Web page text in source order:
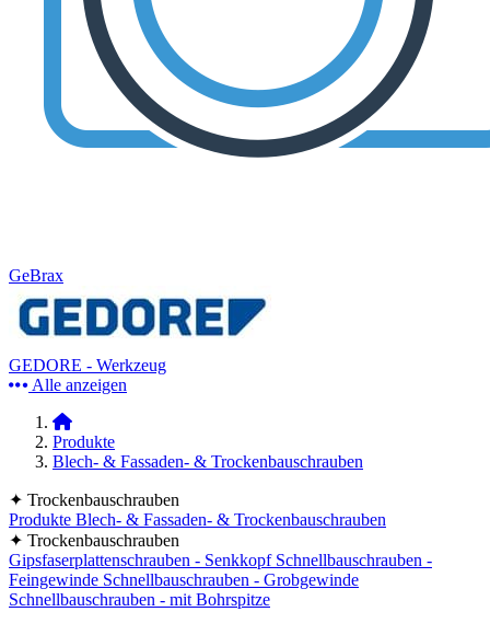
GeBrax
GEDORE - Werkzeug
Alle anzeigen
Produkte
Blech- & Fassaden- & Trockenbauschrauben
✦ Trockenbauschrauben
Produkte Blech- & Fassaden- & Trockenbauschrauben
✦ Trockenbauschrauben
Gipsfaserplattenschrauben - Senkkopf Schnellbauschrauben -
Feingewinde Schnellbauschrauben - Grobgewinde
Schnellbauschrauben - mit Bohrspitze